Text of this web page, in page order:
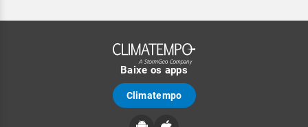
Baixe os apps
Climatempo